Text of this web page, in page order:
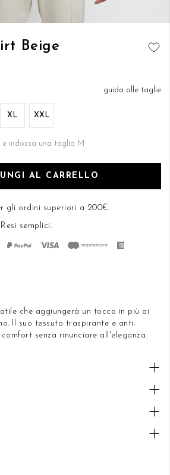
Beige
guida alle taglie
XL XXL
e indossa una taglia M
AL CARRELLO
gli ordini superiori a 200€.
Resi semplici.
che aggiungerà un tocco in più ai
Il suo tessuto traspirante e anti-
senza rinunciare all'eleganza.